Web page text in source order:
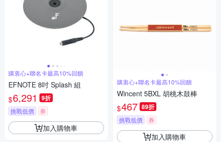
購衷心+聯名卡最高10%回饋
EFNOTE 8吋 Splash 組
$6,291 9折
挑戰低價 券
加入購物車
購衷心+聯名卡最高10%回饋
Wincent 5BXL 胡桃木鼓棒
$467 89折
挑戰低價 券
加入購物車